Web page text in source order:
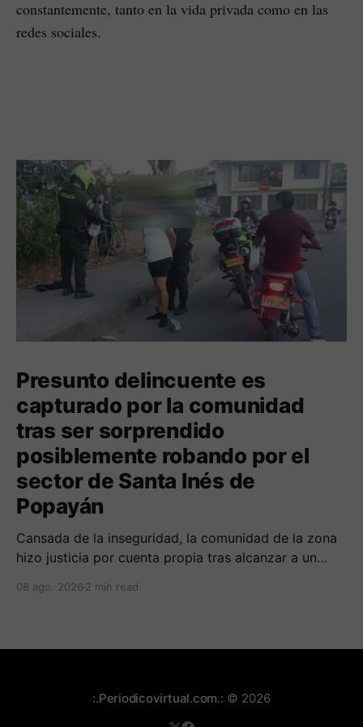
constantemente, tanto en la vida privada como en las
redes sociales.
Presunto delincuente es
capturado por la comunidad
tras ser sorprendido
posiblemente robando por el
sector de Santa Inés de
Popayán
Cansada de la inseguridad, la comunidad de la zona
hizo justicia por cuenta propia tras alcanzar a un
comuna cuatro. La gente pedía que lo incineraran,
08 ago. 2026 2 min read
:.Periodicovirtual.com.: © 2026